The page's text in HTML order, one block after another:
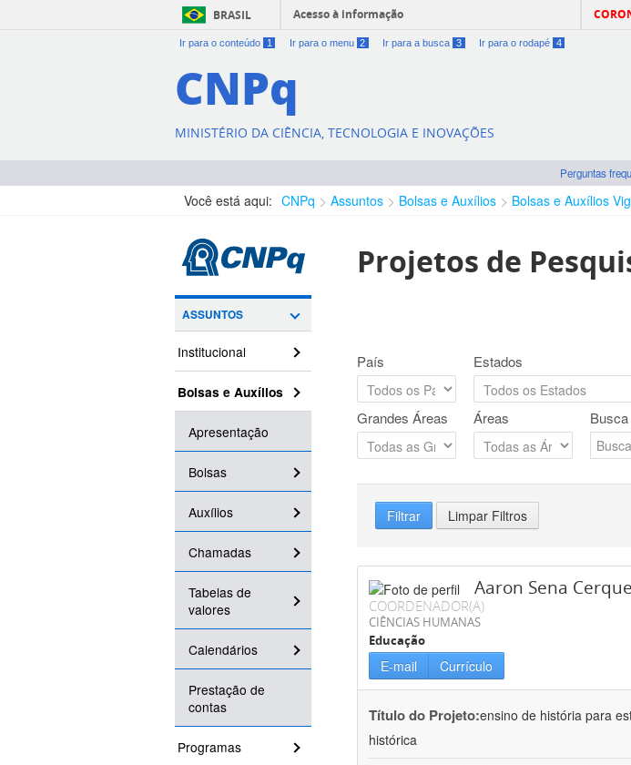
BRASIL Acesso à informação
Ir para o conteúdo 1 Ir para o menu 2 Ir para a busca 3 Ir para o rodapé 4
CNPq
MINISTÉRIO DA CIÊNCIA, TECNOLOGIA E INOVAÇÕES
Perguntas
Você está aqui: CNPq Assuntos Bolsas e Auxílios Bolsas e Auxílios
ASSUNTOS
Institucional
Bolsas e Auxílios
Apresentação
Bolsas
Auxílios
Chamadas
Tabelas de
valores
Calendários
Prestação de
contas
Programas
Projetos de
País Estados
Grandes Áreas Áreas Busca
Filtrar Limpar Filtros
Aaron Sena
COORDENADOR(A)
CIÊNCIAS HUMANAS
Educação
E-mail Currículo
Título do Projeto:ensino de história para
histórica